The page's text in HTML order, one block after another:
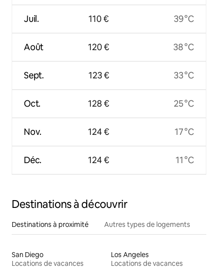
Juil.
Août
Sept.
Oct.
Nov.
Déc.
110 €
120 €
123 €
128 €
124 €
124 €
39 °C
38 °C
33 °C
25 °C
17 °C
11 °C
Destinations à découvrir
Destinations à proximité Autres types de logements
San Diego
Locations de vacances
Los Angeles
Locations de vacances